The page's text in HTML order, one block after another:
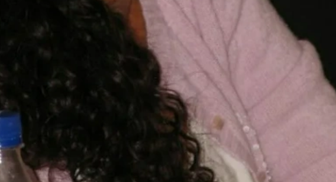
стала студенткой Украино-американского
международный университет». Все лекции здесь
английском. Каменских выбрала специализацию
и сольное творчество